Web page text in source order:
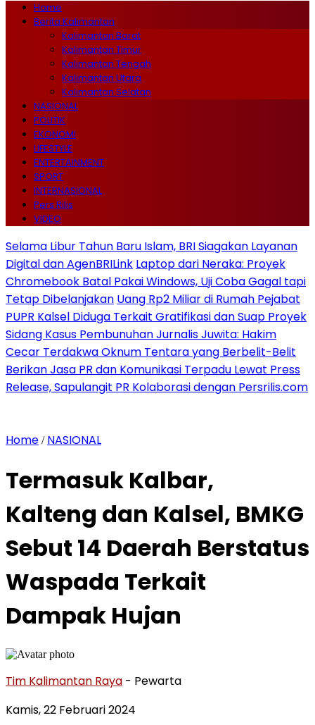
Home
Berita Kalimantan
Kalimantan Barat
Kalimantan Timur
Kalimantan Tengah
Kalimantan Utara
Kalimantan Selatan
NASIONAL
POLITIK
EKONOMI
LIFESTYLE
ENTERTAINMENT
SPORT
INTERNASIONAL
Pers Rilis
VIDEO
Selama Libur Tahun Baru Islam, BRI Siagakan Layanan
Digital dan AgenBRILink Laptop dari Neraka: Proyek
Chromebook Batal Pakai Windows, Uji Coba Gagal tapi
Tetap Dibelanjakan Uang Rp2 Miliar di Rumah Pejabat
PUPR Kalsel Diduga Terkait Gratifikasi dan Suap Proyek
Sidang Kasus Pembunuhan Jurnalis Juwita: Hakim
Cecar Terdakwa Oknum Tentara yang Berbelit-Belit
Berikan Jasa PR dan Komunikasi Terpadu Lewat Press
Release, Sapulangit PR Kolaborasi dengan Persrilis.com
Home / NASIONAL
Termasuk Kalbar,
Kalteng dan Kalsel, BMKG
Sebut 14 Daerah Berstatus
Waspada Terkait
Dampak Hujan
Tim Kalimantan Raya - Pewarta
Kamis, 22 Februari 2024